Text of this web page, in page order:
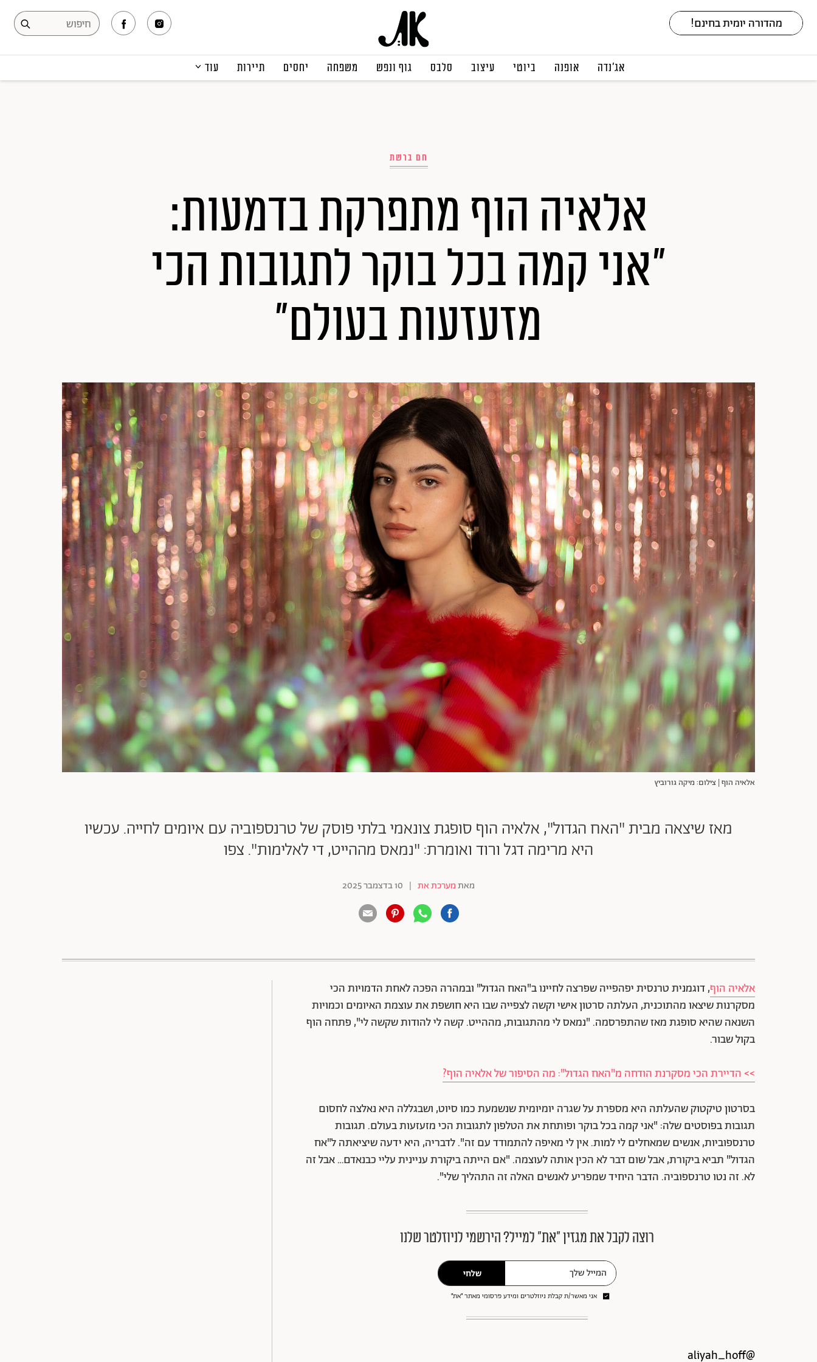
אג׳נדה אופנה ביוטי עיצוב סלבס גוף ונפש משפחה יחסים תיירות עוד
חם ברשת
אלאיה הוף מתפרקת בדמעות:
"אני קמה בכל בוקר לתגובות הכי
מזעזעות בעולם"
אלאיה הוף | צילום: מיקה גורוביץ
מאז שיצאה מבית "האח הגדול", אלאיה הוף סופגת צונאמי בלתי פוסק של טרנספוביה עם איומים לחייה. עכשיו
היא מרימה דגל ורוד ואומרת: "נמאס מההייט, די לאלימות". צפו
מאתמערכת את | 10 בדצמבר 2025
אלאיה הוף, דוגמנית טרנסית יפהפייה שפרצה לחיינו ב"האח הגדול" ובמהרה הפכה לאחת הדמויות הכי
מסקרנות שיצאו מהתוכנית, העלתה סרטון אישי וקשה לצפייה שבו היא חושפת את עוצמת האיומים וכמויות
השנאה שהיא סופגת מאז שהתפרסמה. "נמאס לי מהתגובות, מההייט. קשה לי להודות שקשה לי", פתחה הוף
בקול שבור.
>> הדיירת הכי מסקרנת הודחה מ"האח הגדול": מה הסיפור של אלאיה הוף?
בסרטון טיקטוק שהעלתה היא מספרת על שגרה יומיומית שנשמעת כמו סיוט, ושבגללה היא נאלצה לחסום
תגובות בפוסטים שלה: "אני קמה בכל בוקר ופותחת את הטלפון לתגובות הכי מזעזעות בעולם. תגובות
טרנספוביות, אנשים שמאחלים לי למות. אין לי מאיפה להתמודד עם זה". לדבריה, היא ידעה שיציאתה ל"אח
הגדול" תביא ביקורת, אבל שום דבר לא הכין אותה לעוצמה. "אם הייתה ביקורת עניינית עליי כבנאדם… אבל זה
לא. זה נטו טרנספוביה. הדבר היחיד שמפריע לאנשים האלה זה התהליך שלי".
רוצה לקבל את מגזין ״את״ למייל? הירשמי לניוזלטר שלנו
שלחי
אני מאשר/ת קבלת ניוזלטרים ומידע פרסומי מאתר ״את״
@aliyah_hoff